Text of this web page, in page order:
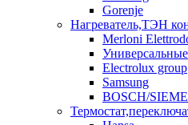
Gorenje
Нагреватель,ТЭН
Merloni
Универсальные
Electrolux group
Samsung
BOSCH/